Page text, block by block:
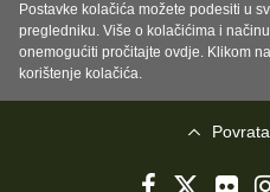
Postavke kolačića možete podesiti u
pregledniku. Više o kolačićima i
onemogućiti pročitajte ovdje. Klikom
korištenje kolačića.